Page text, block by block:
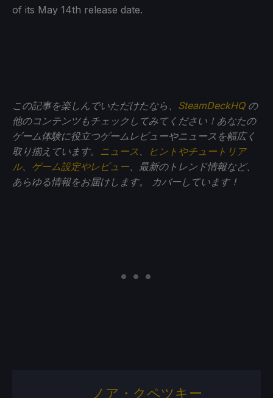
of its May 14th release date.
この記事を楽しんでいただけたなら、 SteamDeckHQの
他のコンテンツもチェックしてみてください！あなたの
ゲーム体験に役立つゲームレビューやニュースを幅広く
取り揃えています。 ニュース
ヒントやチュートリア
ル、 ゲーム設定やレビュー 、最新のトレンド情報など、
あらゆる情報をお届けします。
カバーしています！
ノア・クペツキー